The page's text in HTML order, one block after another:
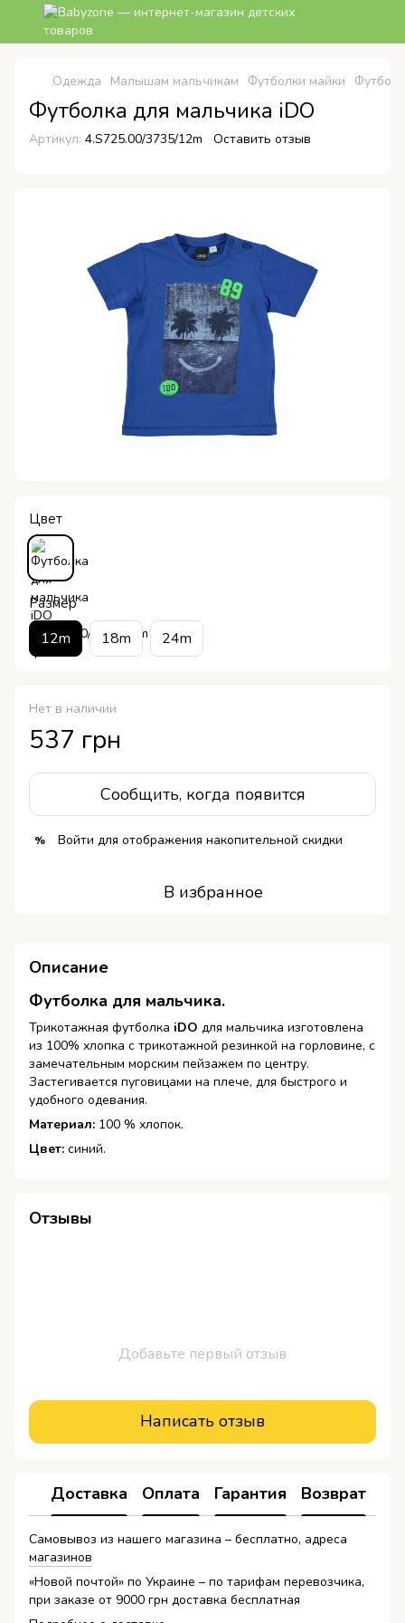
Одежда Малышам мальчикам Футболки майки
Футболка для мальчика iDO
Артикул: 4.S725.00/3735/12m Оставить отзыв
Цвет
Размер
12m 18m 24m
Нет в наличии
537 грн
Сообщить, когда появится
% Войти для отображения накопительной скидки
В избранное
Описание
Футболка для мальчика.
Трикотажная футболка iDO для мальчика изготовлена
из 100% хлопка с трикотажной резинкой на горловине, с
замечательным морским пейзажем по центру.
Застегивается пуговицами на плече, для быстрого и
удобного одевания.
Материал: 100 % хлопок.
Цвет: синий.
Отзывы
Добавьте первый отзыв
Написать отзыв
Доставка Оплата Гарантия Возврат
Самовывоз из нашего магазина – бесплатно, адреса
магазинов
«Новой почтой» по Украине – по тарифам перевозчика,
при заказе от 9000 грн доставка бесплатная